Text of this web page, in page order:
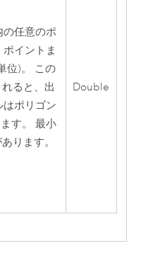
の任意のポ
イントま
位)。 この
ると、出
はポリゴン
す。 最小
ります。
Double